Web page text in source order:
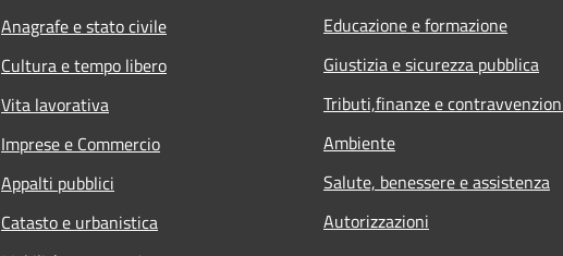
Anagrafe e stato civile
Cultura e tempo libero
Vita lavorativa
Imprese e Commercio
Appalti pubblici
Catasto e urbanistica
Educazione e formazione
Giustizia e sicurezza pubblica
Tributi,finanze e
Ambiente
Salute, benessere e assistenza
Autorizzazioni